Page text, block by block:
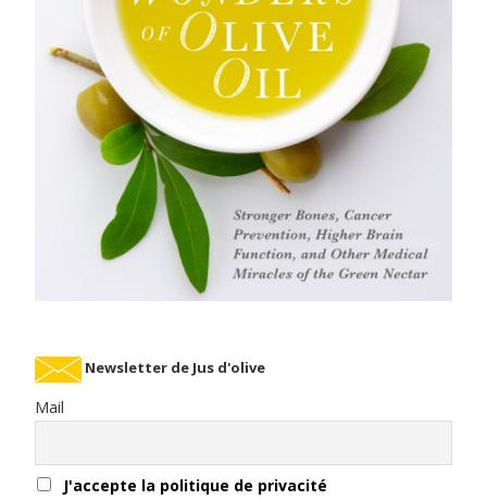
Newsletter de Jus d'olive
Mail
J'accepte la politique de privacité